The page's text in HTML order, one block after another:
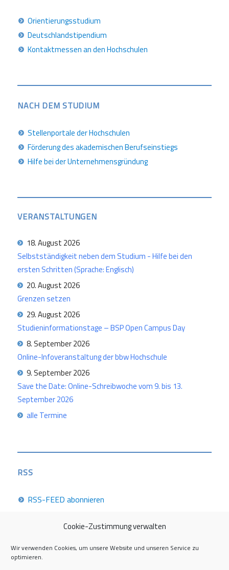
Cookie-Zustimmung verwalten
Wir verwenden Cookies, um unsere Website und unseren Service zu
optimieren.
Orientierungsstudium
Deutschlandstipendium
Kontaktmessen an den Hochschulen
NACH DEM STUDIUM
Stellenportale der Hochschulen
Förderung des akademischen Berufseinstiegs
Hilfe bei der Unternehmensgründung
VERANSTALTUNGEN
18. August 2026
Selbstständigkeit neben dem Studium - Hilfe bei den
ersten Schritten (Sprache: Englisch)
20. August 2026
Grenzen setzen
29. August 2026
Studieninformationstage – BSP Open Campus Day
8. September 2026
Online-Infoveranstaltung der bbw Hochschule
9. September 2026
Save the Date: Online-Schreibwoche vom 9. bis 13.
September 2026
alle Termine
RSS
RSS-FEED abonnieren
Career Week 2026